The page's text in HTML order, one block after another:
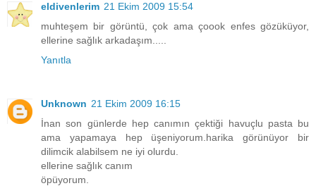
eldivenlerim 21 Ekim 2009 15:54
muhteşem bir görüntü, çok ama çoook enfes gözüküyor,
ellerine sağlık arkadaşım.....
Yanıtla
Unknown 21 Ekim 2009 16:15
İnan son günlerde hep canımın çektiği havuçlu pasta bu
ama yapamaya hep üşeniyorum.harika görünüyor bir
dilimcik alabilsem ne iyi olurdu.
ellerine sağlık canım
öpüyorum.